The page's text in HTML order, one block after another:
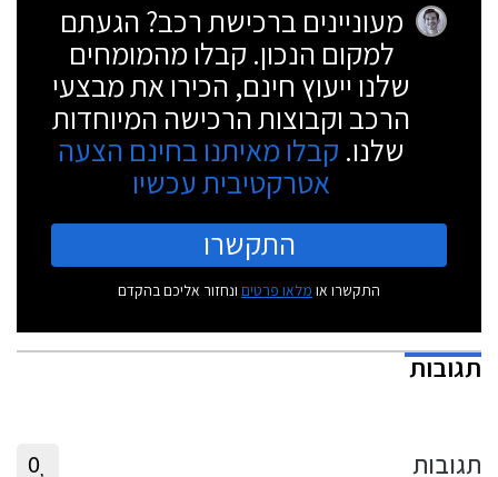
מעוניינים ברכישת רכב? הגעתם
למקום הנכון. קבלו מהמומחים
שלנו ייעוץ חינם, הכירו את מבצעי
הרכב וקבוצות הרכישה המיוחדות
שלנו. קבלו מאיתנו בחינם הצעה
אטרקטיבית עכשיו
התקשרו
התקשרו או מלאו פרטים ונחזור אליכם בהקדם
תגובות
תגובות 0